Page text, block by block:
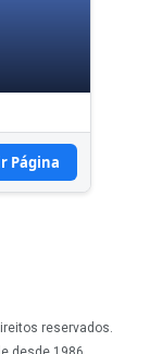
Página
reservados.